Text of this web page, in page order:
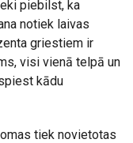
piebilst, ka
notiek laivas
griestiem ir
visi vienā telpā un
kādu
tiek novietotas